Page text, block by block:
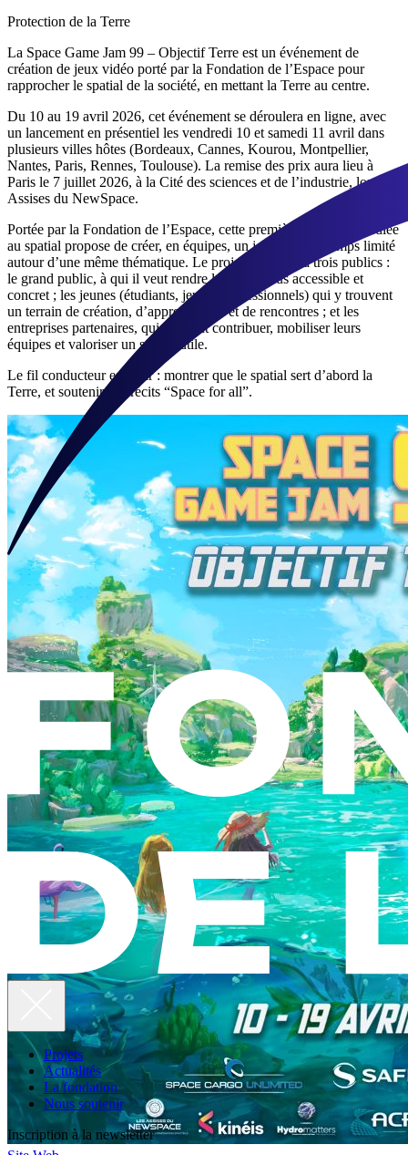
Projets
Actualités
La fondation
Nous soutenir
Inscription à la newsletter
Protection de la Terre
La Space Game Jam 99 – Objectif Terre est un événement de
création de jeux vidéo porté par la Fondation de l’Espace pour
rapprocher le spatial de la société, en mettant la Terre au centre.
Du 10 au 19 avril 2026, cet événement se déroulera en ligne, avec
un lancement en présentiel les vendredi 10 et samedi 11 avril dans
plusieurs villes hôtes (Bordeaux, Cannes, Kourou, Montpellier,
Nantes, Paris, Rennes, Toulouse). La remise des prix aura lieu à
Paris le 7 juillet 2026, à la Cité des sciences et de l’industrie, lors des
Assises du NewSpace.
Portée par la Fondation de l’Espace, cette première game jam dédiée
au spatial propose de créer, en équipes, un jeu vidéo en temps limité
autour d’une même thématique. Le projet s’adresse à trois publics :
le grand public, à qui il veut rendre le spatial plus accessible et
concret ; les jeunes (étudiants, jeunes professionnels) qui y trouvent
un terrain de création, d’apprentissage et de rencontres ; et les
entreprises partenaires, qui peuvent contribuer, mobiliser leurs
équipes et valoriser un spatial utile.
Le fil conducteur est clair : montrer que le spatial sert d’abord la
Terre, et soutenir des récits “Space for all”.